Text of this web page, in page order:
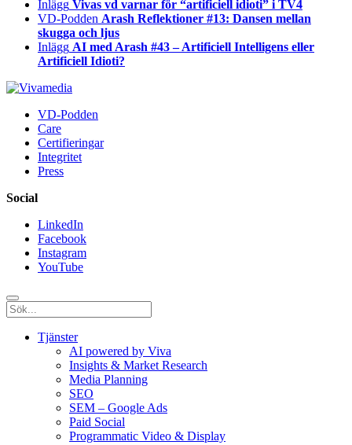
Inlägg Vivas vd varnar för “artificiell idioti” i TV4
VD-Podden Arash Reflektioner #13: Dansen mellan
skugga och ljus
Inlägg AI med Arash #43 – Artificiell Intelligens eller
Artificiell Idioti?
VD-Podden
Care
Certifieringar
Integritet
Press
Social
LinkedIn
Facebook
Instagram
YouTube
Tjänster
AI powered by Viva
Insights & Market Research
Media Planning
SEO
SEM – Google Ads
Paid Social
Programmatic Video & Display